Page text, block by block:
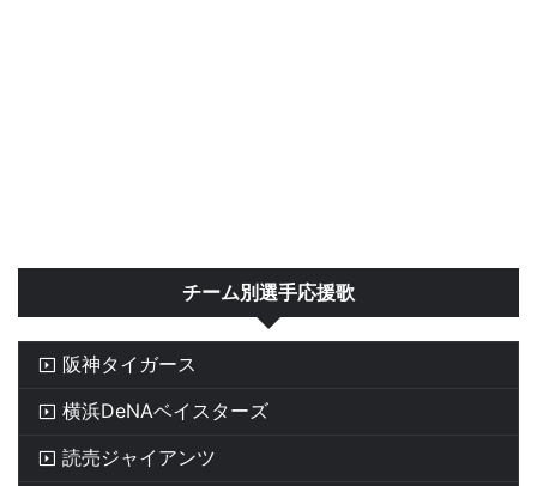
チーム別選手応援歌
阪神タイガース
横浜DeNAベイスターズ
読売ジャイアンツ